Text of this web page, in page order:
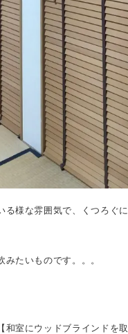
る様な雰囲気で、くつろぐ
たいものです。。。
和室にウッドブラインドを